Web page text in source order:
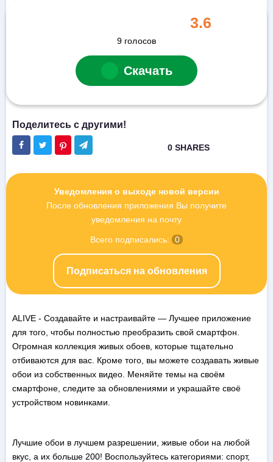
3.6
9 голосов
Скачать
Уведомления о выходе новой версии
После обновления приложения Вы получите
уведомления на почту
Подписаться на обновления
Всего подписались: 0
ALIVE - Создавайте и настраивайте — Лучшее приложение
для того, чтобы полностью преобразить свой смартфон.
Огромная коллекция живых обоев, которые тщательно
отбиваются для вас. Кроме того, вы можете создавать живые
обои из собственных видео. Меняйте темы на своём
смартфоне, следите за обновлениями и украшайте своё
устройством новинками.
Лучшие обои в лучшем разрешении, живые обои на любой
вкус, а их больше 200! Воспользуйтесь категориями: спорт,